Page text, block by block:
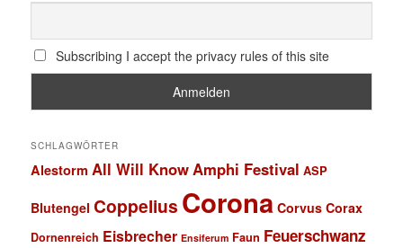
Subscribing I accept the privacy rules of this site
SCHLAGWÖRTER
Alestorm All Will KnowAmphi Festival ASP
Blutengel Coppelius Corona Corvus Corax
Dornenreich Eisbrecher Ensiferum Faun Feuerschwanz